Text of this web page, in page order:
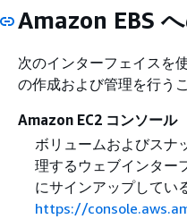
Amazon EBS
次のインターフェイスを
の作成および管理を行う
Amazon EC2 コンソール
ボリュームおよびスナ
理するウェブインター
にサインアップしてい
https://